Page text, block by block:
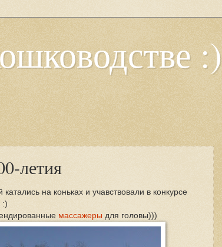
:)
летия
на коньках и учавствовали в конкурсе
:)
массажеры для головы)))